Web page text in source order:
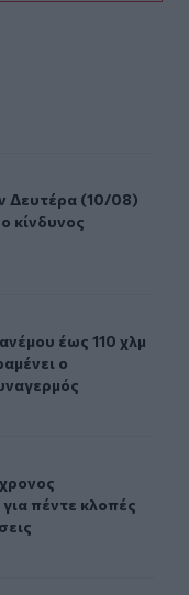
υψηλός ο
Δευτέρα (10/08)
Δευτέρα (10/08)
κίνδυνος
ώρα - Παραμένει
ανέμου έως 110 χλμ
έως 110 χλμ
ο
για πέντε κλοπές
κατηγορείται
για πέντε κλοπές